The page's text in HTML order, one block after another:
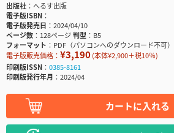
出版社
へるす出版
電子版ISBN
電子版発売日
2024/04/10
ページ数
128ページ判型
B5
フォーマット
PDF（パソコンへのダウンロード不可）
電子版販売価格： ¥3,190(本体¥2,900＋税10％)
印刷版ISSN
0385-8161
印刷版発行年月
2024/04
カートに入れる